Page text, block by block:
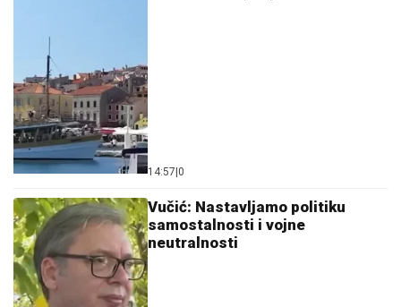
14:57 0
Vučić: Nastavljamo politiku
samostalnosti i vojne
neutralnosti